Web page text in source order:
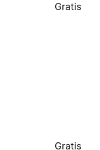
Gratis
Gratis